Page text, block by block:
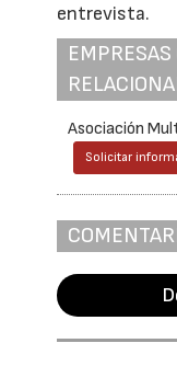
entrevista.
Asociación
Solicitar